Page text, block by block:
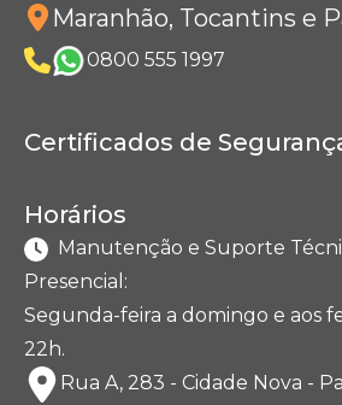
Maranhão, Tocantins e
0800 555 1997
Certificados de
Horários
Manutenção e Suporte
Presencial:
Segunda-feira a domingo e aos
22h.
Rua A, 283 - Cidade Nova -